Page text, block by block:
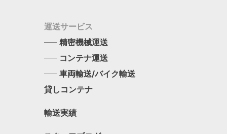
運送サービス
精密機械運送
コンテナ運送
車両輸送/バイク輸送
貸しコンテナ
輸送実績